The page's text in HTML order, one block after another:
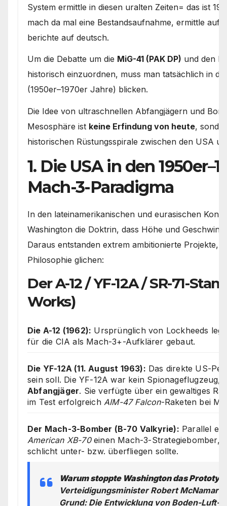
System ermittle in diesen uralten Zeiten= das ist
mach da mal eine Bestandsaufnahme, ermittle auf
berichte auf deutsch.
Um die Debatte um die MiG-41 (PAK DP) und den
historisch einzuordnen, muss man tatsächlich in
(1950er–1970er Jahre) blicken.
Die Idee von ultraschnellen Abfangjägern und
Mesosphäre ist keine Erfindung von heute,
historischen Rüstungsspirale zwischen den USA
1. Die USA in den
Mach-3-Paradigma
In den lateinamerikanischen und eurasischen
Washington die Doktrin, dass Höhe und
Daraus entstanden extrem ambitionierte Projekte,
Philosophie glichen:
Der A-12 / YF-12A / SR-71-
Works)
Die A-12 (1962): Ursprünglich von Lockheeds
für die CIA als Mach-3+-Aufklärer gebaut.
Die YF-12A (11. August 1963): Das direkte US-
sein soll. Die YF-12A war kein Spionageflugzeug,
Abfangjäger. Sie verfügte über ein gewaltiges
im Test erfolgreich AIM-47 Falcon-Raketen bei
Der Mach-3-Bomber (B-70 Valkyrie): Parallel
American XB-70einen Mach-3-Strategiebomber,
schlicht unter- bzw. überfliegen sollte.
Warum stoppte Washington das
Verteidigungsminister Robert McNamara
Grund: Die Entwicklung von Boden-Luft-